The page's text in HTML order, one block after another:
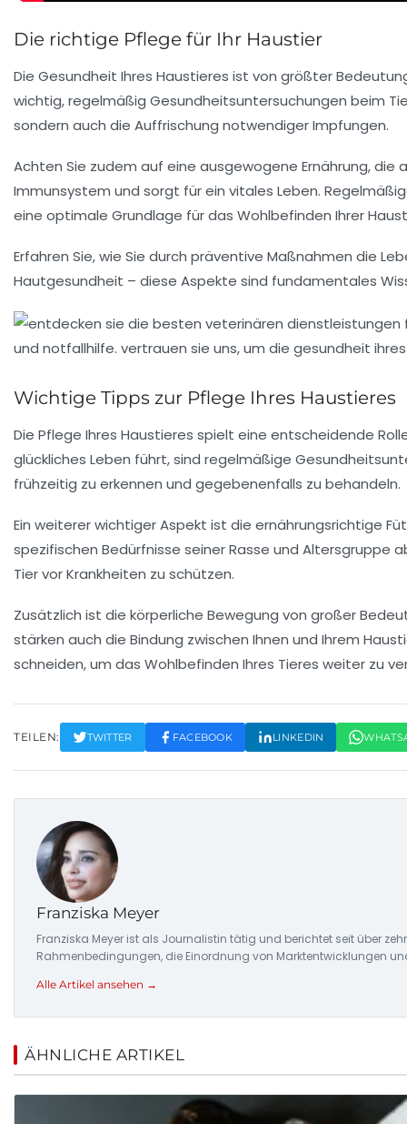
Die richtige Pflege für Ihr Haustier
Die Gesundheit Ihres Haustieres ist von größter
wichtig, regelmäßig Gesundheitsuntersuchungen beim
sondern auch die Auffrischung notwendigerImpfungen.
Achten Sie zudem auf eine ausgewogene Ernährung, die
Immunsystem und sorgt für ein vitales Leben.
eine optimale Grundlage für das Wohlbefinden Ihrer
Erfahren Sie, wie Sie durch präventive Maßnahmen die
Hautgesundheit – diese Aspekte sind fundamentales
Wichtige Tipps zur Pflege Ihres Haustieres
Die Pflege Ihres Haustieres spielt eine entscheidende
glückliches Leben führt, sind regelmäßige
frühzeitig zu erkennen und gegebenenfalls zu behandeln.
Ein weiterer wichtiger Aspekt ist die ernährungsrichtige
spezifischen Bedürfnisse seiner Rasse und Altersgruppe
Tier vor Krankheiten zu schützen.
Zusätzlich ist die körperliche Bewegung von großer
stärken auch die Bindung zwischen Ihnen und Ihrem
schneiden, um das Wohlbefinden Ihres Tieres weiter zu
TEILEN: TWITTER FACEBOOK LINKEDIN
Franziska Meyer
Franziska Meyer ist als Journalistin tätig und berichtet seit über
Rahmenbedingungen, die Einordnung von Marktentwicklungen
Alle Artikel ansehen →
ÄHNLICHE ARTIKEL